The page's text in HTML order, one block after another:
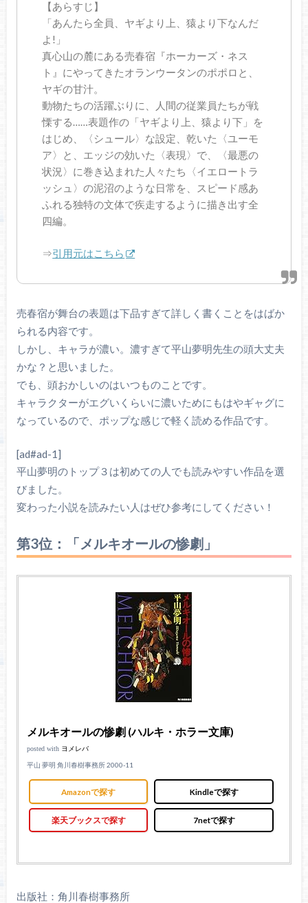
【あらすじ】
「あんたら全員、ヤギより上、猿より下なんだ
よ!」
真心山の麓にある売春宿『ホーカーズ・ネス
ト』にやってきたオランウータンのポポロと、
ヤギの甘汁。
動物たちの活躍ぶりに、人間の従業員たちが戦
慄する……表題作の「ヤギより上、猿より下」を
はじめ、〈シュール〉な設定、乾いた〈ユーモ
ア〉と、エッジの効いた〈表現〉で、〈最悪の
状況〉に巻き込まれた人々たち〈イエロートラ
ッシュ〉の泥沼のような日常を、スピード感あ
ふれる独特の文体で疾走するように描き出す全
四編。
⇒引用元はこちら
売春宿が舞台の表題は下品すぎて詳しく書くことをはばか
られる内容です。
しかし、キャラが濃い。濃すぎて平山夢明先生の頭大丈夫
かな？と思いました。
でも、頭おかしいのはいつものことです。
キャラクターがエグいくらいに濃いためにもはやギャグに
なっているので、ポップな感じで軽く読める作品です。
[ad#ad-1]
平山夢明のトップ３は初めての人でも読みやすい作品を選
びました。
変わった小説を読みたい人はぜひ参考にしてください！
第3位：「メルキオールの惨劇」
メルキオールの惨劇 (ハルキ・ホラー文庫)
posted with ヨメレバ
平山 夢明 角川春樹事務所 2000-11
Amazonで探す Kindleで探す
楽天ブックスで探す 7netで探す
出版社：角川春樹事務所